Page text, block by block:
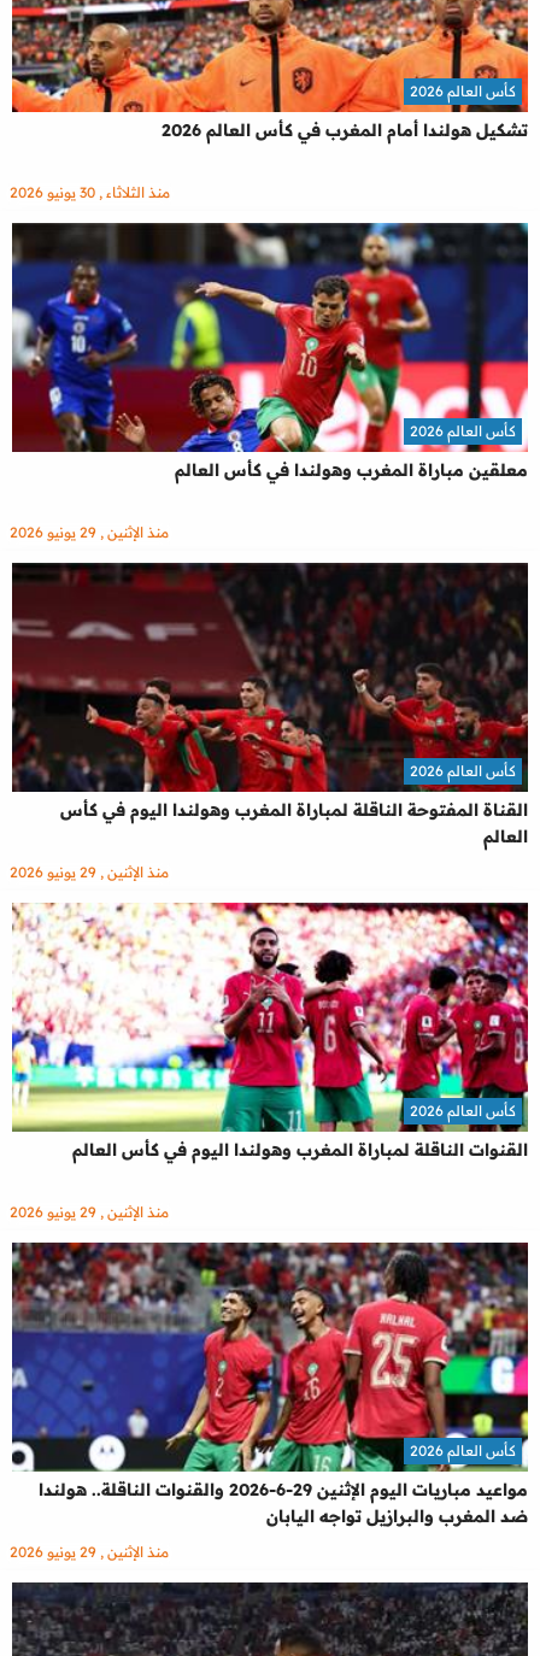
تشكيل هولندا أمام المغرب في كأس العالم 2026
كأس العالم 2026
منذ الثلاثاء , 30 يونيو 2026
معلقين مباراة المغرب وهولندا في كأس العالم
كأس العالم 2026
منذ الإثنين , 29 يونيو 2026
القناة المفتوحة الناقلة لمباراة المغرب وهولندا اليوم في كأس
العالم
كأس العالم 2026
منذ الإثنين , 29 يونيو 2026
القنوات الناقلة لمباراة المغرب وهولندا اليوم في كأس العالم
كأس العالم 2026
منذ الإثنين , 29 يونيو 2026
مواعيد مباريات اليوم الإثنين 29-6-2026 والقنوات الناقلة.. هولندا
ضد المغرب والبرازيل تواجه اليابان
كأس العالم 2026
منذ الإثنين , 29 يونيو 2026